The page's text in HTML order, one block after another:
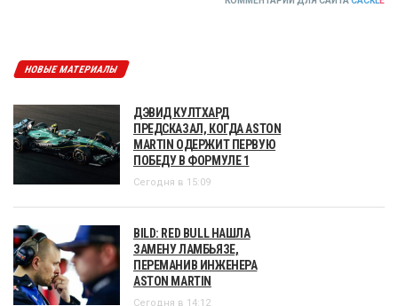
НОВЫЕ МАТЕРИАЛЫ
ДЭВИД КУЛТХАРД
ПРЕДСКАЗАЛ, КОГДА ASTON
MARTIN ОДЕРЖИТ ПЕРВУЮ
ПОБЕДУ В ФОРМУЛЕ 1
Сегодня в 15:09
BILD: RED BULL НАШЛА
ЗАМЕНУ ЛАМБЬЯЗЕ,
ПЕРЕМАНИВ ИНЖЕНЕРА
ASTON MARTIN
Сегодня в 14:12